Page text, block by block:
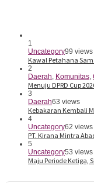
1
Uncategory99 views
Kawal Petahana
2
Daerah, Komunitas,
Menuju DPRD Cup
3
Daerah63 views
Kebakaran Kembali
4
Uncategory62 views
PT. Kirana Mintra
5
Uncategory53 views
Maju Periode Ketiga,